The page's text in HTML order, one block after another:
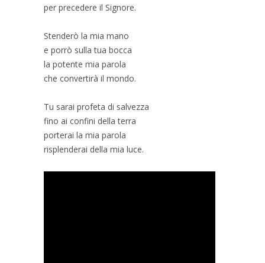
per precedere il Signore.
Stenderò la mia mano
e porrò sulla tua bocca
la potente mia parola
che convertirà il mondo.
Tu sarai profeta di salvezza
fino ai confini della terra
porterai la mia parola
risplenderai della mia luce.